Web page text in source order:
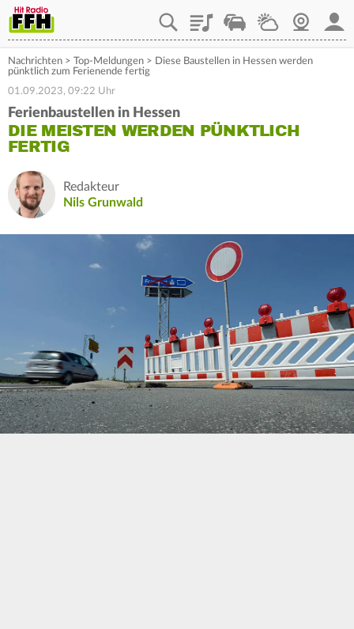
PlaylistStaupilotWetterWebcam
Nachrichten > Top-Meldungen > Diese Baustellen in Hessen werden
pünktlich zum Ferienende fertig
01.09.2023, 09:22 Uhr
Ferienbaustellen in Hessen
DIE MEISTEN WERDEN PÜNKTLICH
FERTIG
Redakteur
Nils Grunwald